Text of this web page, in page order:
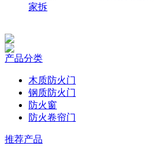
家拆
产品分类
木质防火门
钢质防火门
防火窗
防火卷帘门
推荐产品